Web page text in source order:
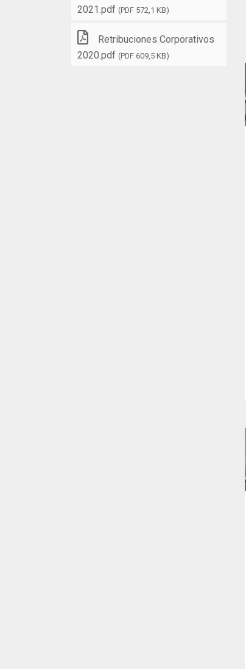
2021.pdf (PDF 572,1 KB)
Retribuciones Corporativos
2020.pdf (PDF 609,5 KB)